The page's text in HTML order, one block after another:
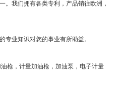
。我们拥有各类专利，产品销往欧洲，
专业知识对您的事业有所助益。
枪，计量加油枪，加油泵，电子计量